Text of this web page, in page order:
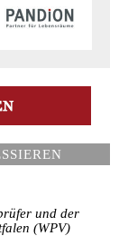
und der
(WPV)